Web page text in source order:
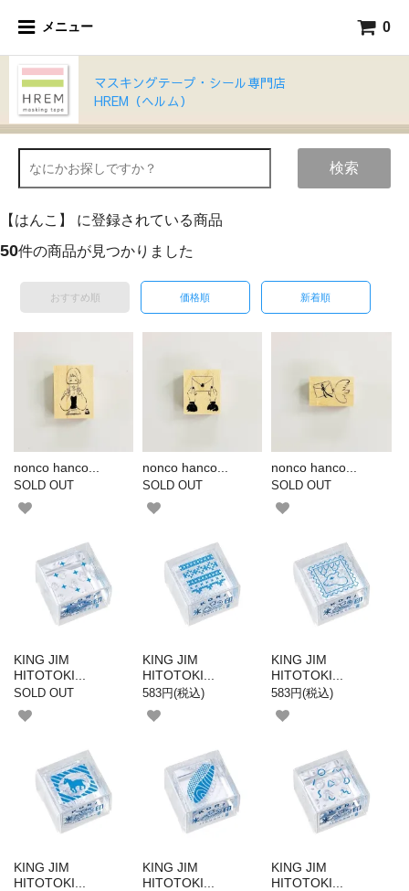
メニュー 0
マスキングテープ・シール専門店
HREM（ヘルム）
検索
【はんこ】 に登録されている商品
50件の商品が見つかりました
おすすめ順 価格順 新着順
nonco hanco...
SOLD OUT
nonco hanco...
SOLD OUT
nonco hanco...
SOLD OUT
KING JIM
HITOTOKI...
SOLD OUT
KING JIM
HITOTOKI...
583円(税込)
KING JIM
HITOTOKI...
583円(税込)
KING JIM
HITOTOKI...
KING JIM
HITOTOKI...
KING JIM
HITOTOKI...